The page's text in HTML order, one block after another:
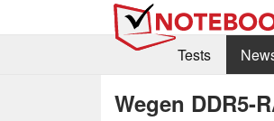
Tests
Wegen DDR5-